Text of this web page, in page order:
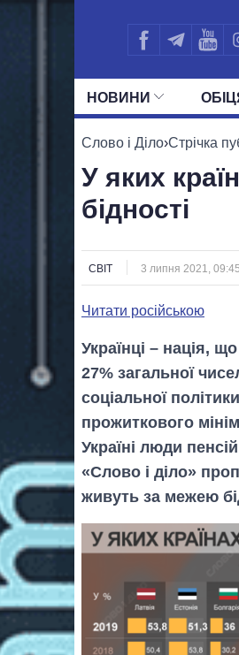
НОВИНИ
Слово і Діло›Стрічка
У яких
бідності
СВІТ 3 липня 2021, 09:45
Читати російською
Українці – нація,
27% загальної
соціальної
прожиткового
Україні люди
«Слово і діло»
живуть за межею